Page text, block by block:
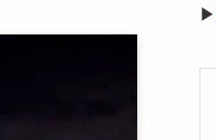
▶